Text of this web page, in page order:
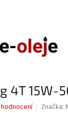
4T 15W-
Značka: